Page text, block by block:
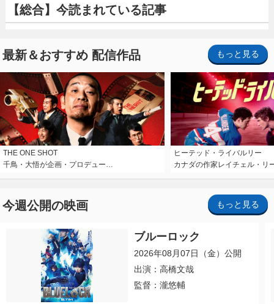
【総合】今読まれている記事
最新＆おすすめ 配信作品 もっと見る
THE ONE SHOT
千鳥・大悟が企画・プロデュー…
ヒーテッド・ライバルリー
カナダの作家レイチェル・リ
今週公開の映画 もっと見る
ブルーロック
2026年08月07日（金）公開
出演：高橋文哉
監督：瀧悠輔